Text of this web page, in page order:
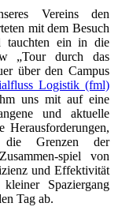
Vereins den
mit dem Besuch
tauchten ein in die
„Tour durch das
über den Campus
Logistik (fml)
uns mit auf eine
und aktuelle
Herausforderungen,
die Grenzen der
spiel von
und Effektivität
Spaziergang
Tag ab.